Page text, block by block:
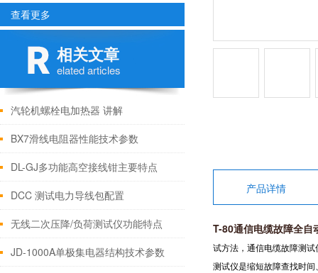
查看更多
相关文章
elated articles
汽轮机螺栓电加热器 讲解
BX7滑线电阻器性能技术参数
DL-GJ多功能高空接线钳主要特点
DCC 测试电力导线包配置
无线二次压降/负荷测试仪功能特点
JD-1000A单极集电器结构技术参数
产品详情
T-80通信电缆故障全自
试方法，通信电缆故障测
测试仪是缩短故障查找时